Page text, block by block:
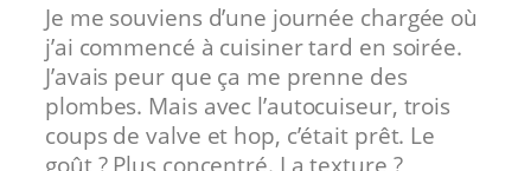
Je me souviens d’une journée chargée où
j’ai commencé à cuisiner tard en soirée.
J’avais peur que ça me prenne des
plombes. Mais avec l’autocuiseur, trois
coups de valve et hop, c’était prêt. Le
goût ? Plus concentré. La texture ?